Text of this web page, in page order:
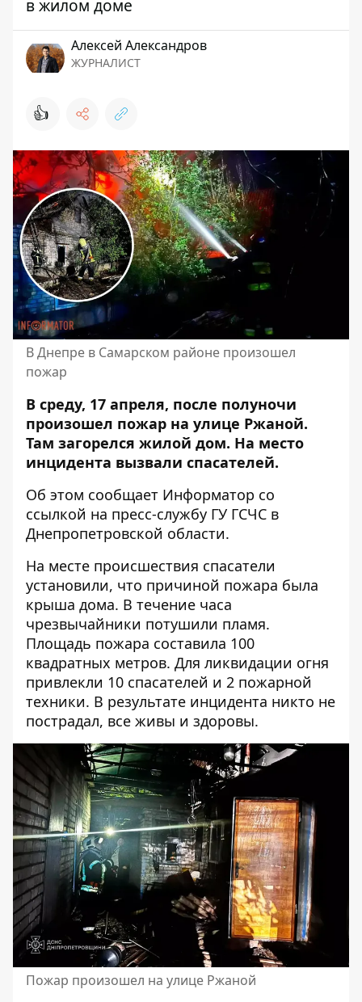
в жилом доме
Алексей Александров
ЖУРНАЛИСТ
👍
В Днепре в Самарском районе произошел
пожар
В среду, 17 апреля, после полуночи
произошел пожар на улице Ржаной.
Там загорелся жилой дом. На место
инцидента вызвали спасателей.
Об этом сообщает Информатор со
ссылкой на пресс-службу ГУ ГСЧС в
Днепропетровской области.
На месте происшествия спасатели
установили, что причиной пожара была
крыша дома. В течение часа
чрезвычайники потушили пламя.
Площадь пожара составила 100
квадратных метров. Для ликвидации огня
привлекли 10 спасателей и 2 пожарной
техники. В результате инцидента никто не
пострадал, все живы и здоровы.
Пожар произошел на улице Ржаной